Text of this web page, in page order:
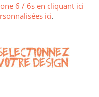
6 / 6s en cliquant ici
ici.